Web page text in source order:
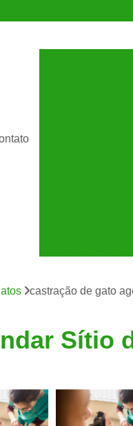
Clínica
castração de gato
Sítio